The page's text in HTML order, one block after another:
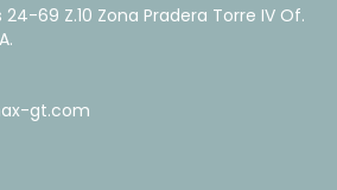
24-69 Z.10 Zona Pradera Torre IV Of.
gt.com